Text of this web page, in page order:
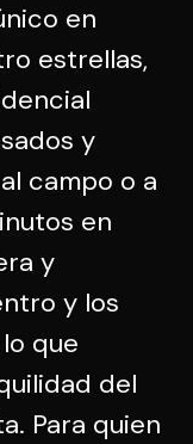
en
estrellas,
y
campo o a
en
y
y los
que
del
Para quien